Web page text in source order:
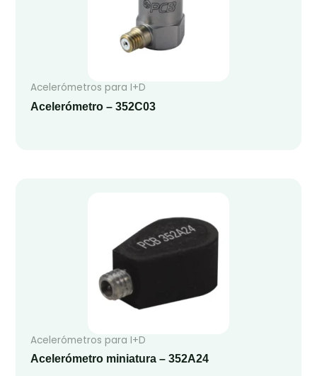
Acelerómetros para I+D
Acelerómetro – 352C03
Acelerómetros para I+D
Acelerómetro miniatura – 352A24